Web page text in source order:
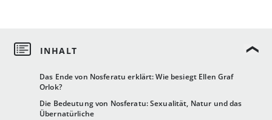
Das Ende von Nosferatu erklärt: Wie besiegt Ellen Graf
Orlok?
Die Bedeutung von Nosferatu: Sexualität, Natur und das
Übernatürliche